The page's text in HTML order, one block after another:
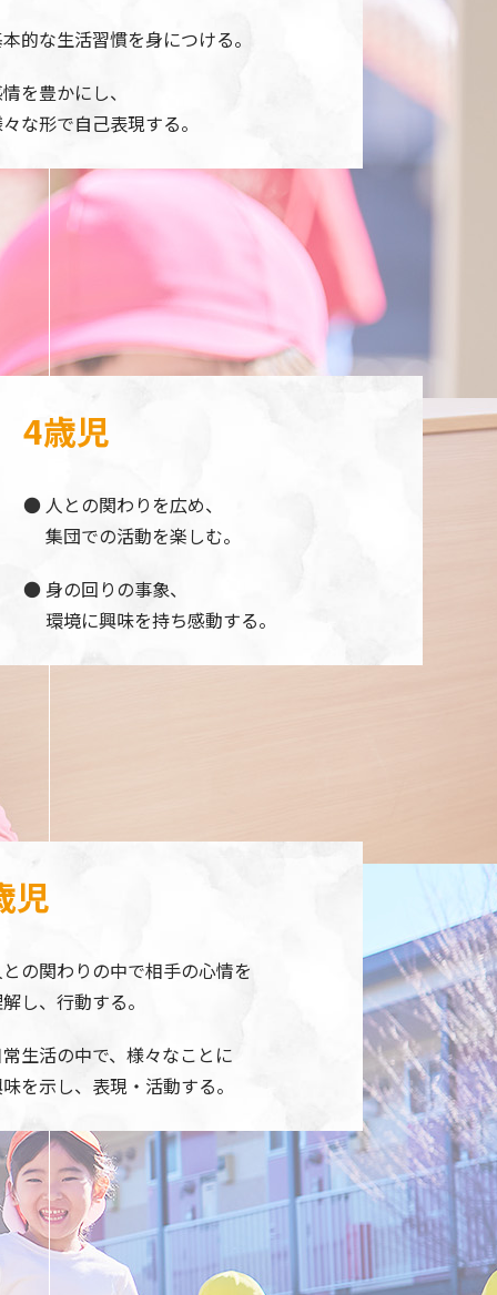
的な生活習慣を身につける。
を豊かにし、
な形で自己表現する。
4歳児
人との関わりを広め、
集団での活動を楽しむ。
身の回りの事象、
環境に興味を持ち感動する。
児
の関わりの中で相手の心情を
し、行動する。
生活の中で、様々なことに
を示し、表現・活動する。